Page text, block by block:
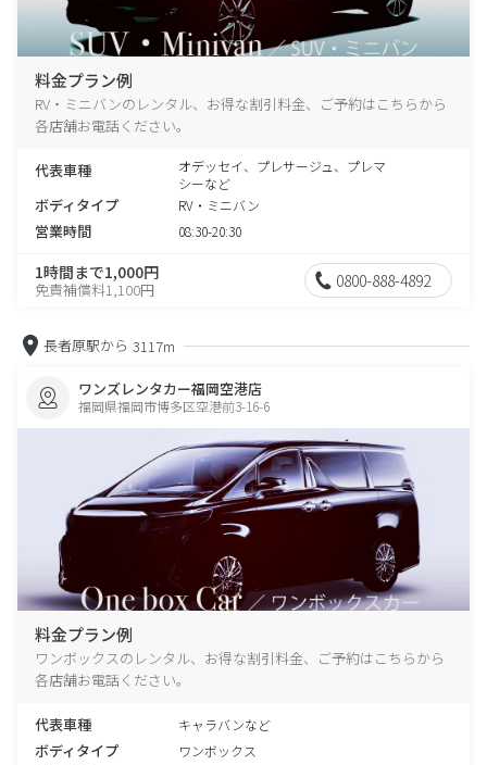
料金プラン例
RV・ミニバンのレンタル、お得な割引料金、ご予約はこちらから
各店舗お電話ください。
代表車種
オデッセイ、プレサージュ、プレマ
シーなど
ボディタイプ RV・ミニバン
営業時間 08:30-20:30
1時間まで1,000円
免責補償料1,100円 0800-888-4892
長者原駅から 3117m
ワンズレンタカー福岡空港店
福岡県福岡市博多区空港前3-16-6
料金プラン例
ワンボックスのレンタル、お得な割引料金、ご予約はこちらから
各店舗お電話ください。
代表車種 キャラバンなど
ボディタイプ ワンボックス